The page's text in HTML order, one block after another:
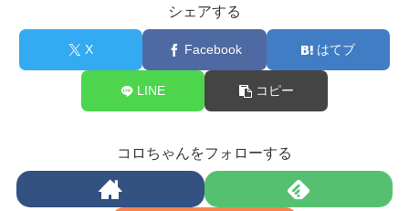
シェアする
X Facebook はてブ
LINE コピー
コロちゃんをフォローする